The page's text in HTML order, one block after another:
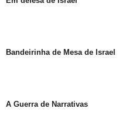
Bandeirinha de Mesa de Israel
A Guerra de Narrativas